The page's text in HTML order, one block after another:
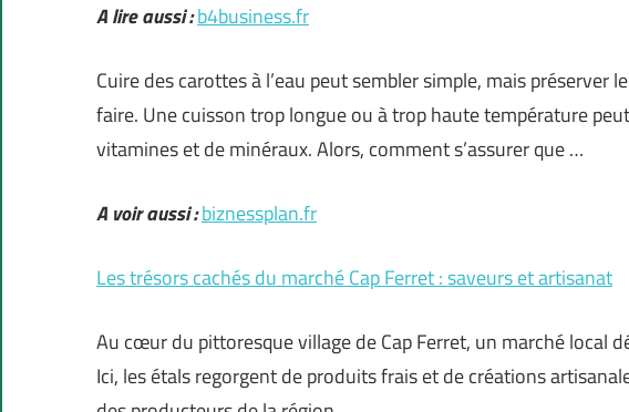
A lire aussi :b4business.fr
Cuire des carottes à l’eau peut sembler simple, mais
faire. Une cuisson trop longue ou à trop haute température
vitamines et de minéraux. Alors, comment s’assurer que …
A voir aussi :biznessplan.fr
Les trésors cachés du marché Cap Ferret : saveurs et artisanat
Au cœur du pittoresque village de Cap Ferret, un marché local
Ici, les étals regorgent de produits frais et de créations